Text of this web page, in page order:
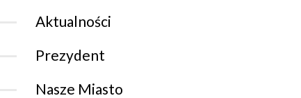
Aktualności
Prezydent
Nasze Miasto